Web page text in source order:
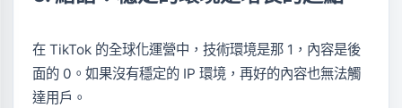
在 TikTok 的全球化運營中，技術環境是那 1，內容是後
面的 0。如果沒有穩定的 IP 環境，再好的內容也無法觸
達用戶。